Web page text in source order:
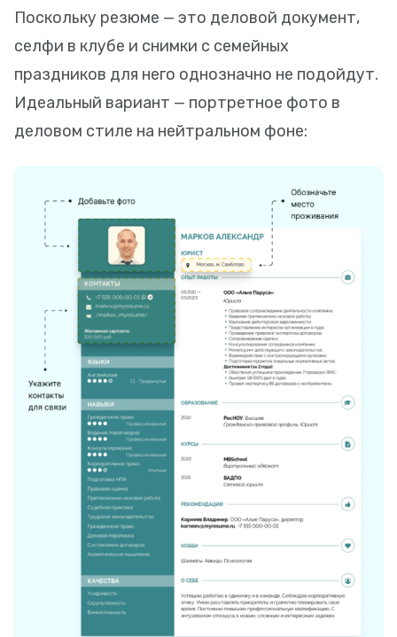
Поскольку резюме — это деловой документ,
селфи в клубе и снимки с семейных
праздников для него однозначно не подойдут.
Идеальный вариант — портретное фото в
деловом стиле на нейтральном фоне: